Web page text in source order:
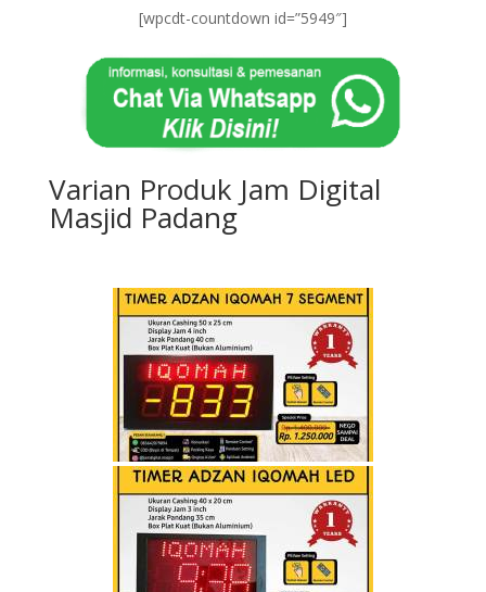
[wpcdt-countdown id=”5949″]
Varian Produk Jam Digital
Masjid Padang